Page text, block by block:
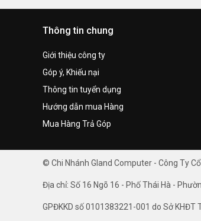
Thông tin chung
Giới thiệu công ty
Góp ý, Khiếu nại
Thông tin tuyển dụng
Hướng dẫn mua Hàng
Mua Hàng Trả Góp
© Chi Nhánh Gland Computer - Công Ty
Địa chỉ: Số 16 Ngõ 16 - Phố Thái Hà -
GPĐKKD số 0101383221-001 do Sở KHĐT